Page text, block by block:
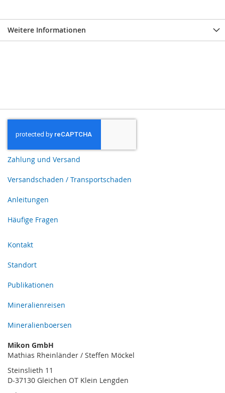
Weitere Informationen
Zahlung und Versand
Versandschaden / Transportschaden
Anleitungen
Häufige Fragen
Kontakt
Standort
Publikationen
Mineralienreisen
Mineralienboersen
Mikon GmbH
Mathias Rheinländer / Steffen Möckel
Steinslieth 11
D-37130 Gleichen OT Klein Lengden